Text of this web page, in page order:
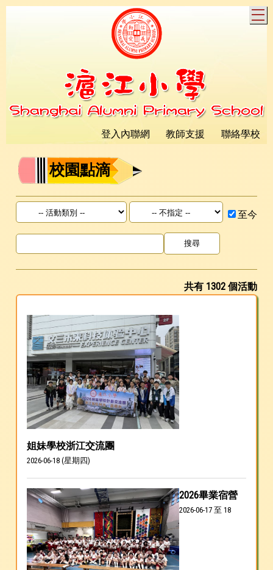
登入內聯網 教師支援 聯絡學校
校園點滴
至今
共有 1302 個活動
姐妹學校浙江交流團
2026-06-18 (星期四)
2026畢業宿營
2026-06-17 至 18